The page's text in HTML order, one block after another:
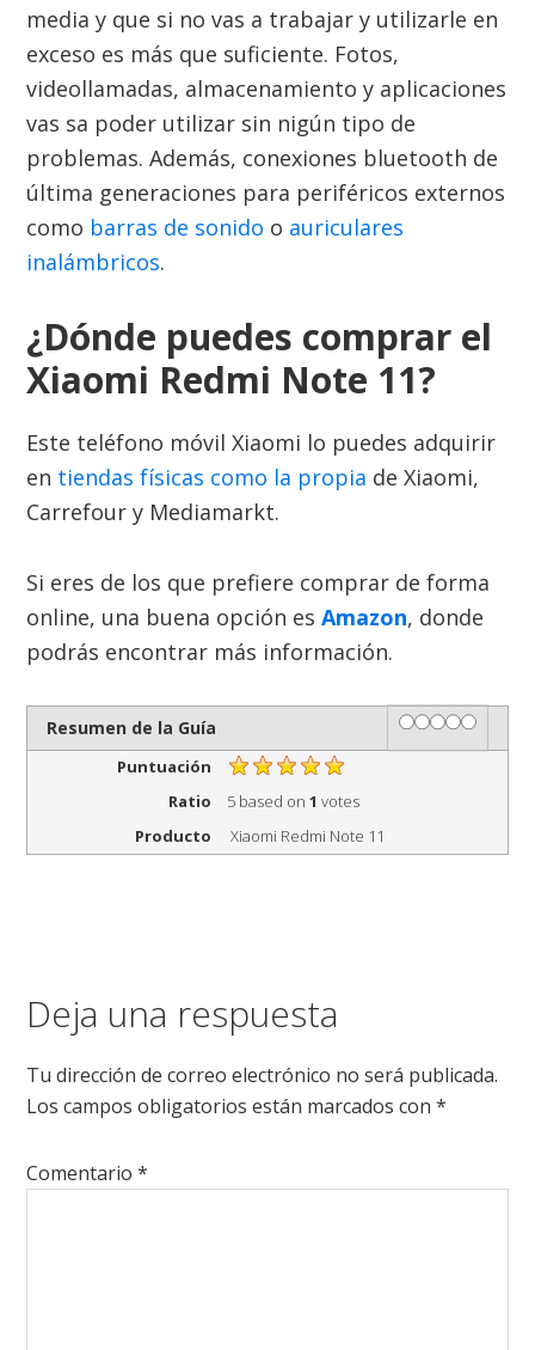
media y que si no vas a trabajar y utilizarle en
exceso es más que suficiente. Fotos,
videollamadas, almacenamiento y aplicaciones
vas sa poder utilizar sin nigún tipo de
problemas. Además, conexiones bluetooth de
última generaciones para periféricos externos
como barras de sonido o auriculares
inalámbricos.
¿Dónde puedes comprar el
Xiaomi Redmi Note 11?
Este teléfono móvil Xiaomi lo puedes adquirir
en tiendas físicas como la propia de Xiaomi,
Carrefour y Mediamarkt.
Si eres de los que prefiere comprar de forma
online, una buena opción esAmazon, donde
podrás encontrar más información.
Resumen de la Guía Rating
1 star
2 stars
3 stars
4 stars
5 stars
Puntuación
Ratio
5 based on1 votes
Producto
Xiaomi Redmi Note 11
Deja una respuesta
Tu dirección de correo electrónico no será publicada.
Los campos obligatorios están marcados con*
Comentario*